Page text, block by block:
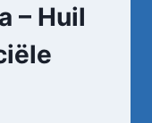
– Huil